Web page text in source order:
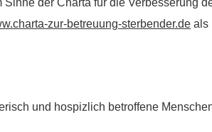
der Charta für die
zur-betreuung-sterbender.de als
und hospizlich betroffene